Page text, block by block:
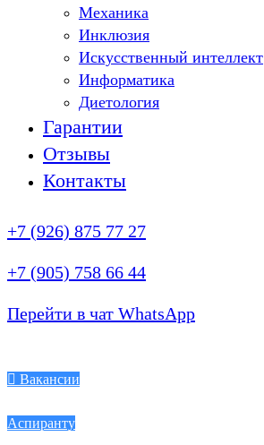
Механика
Инклюзия
Искусственный интеллект
Информатика
Диетология
Гарантии
Отзывы
Контакты
+7 (926) 875 77 27
+7 (905) 758 66 44
Перейти в чат WhatsApp
Вакансии
Аспиранту